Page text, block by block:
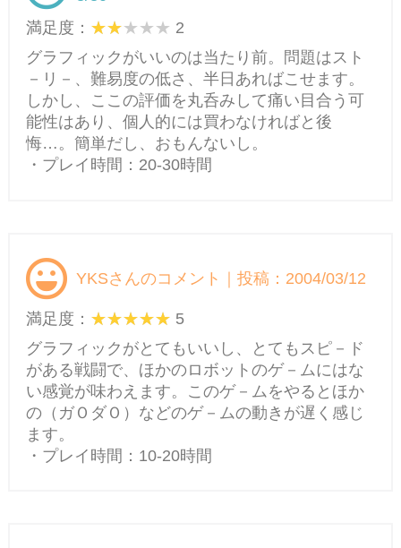
満足度：
2
グラフィックがいいのは当たり前。問題はスト
－リ－、難易度の低さ、半日あればこせます。
しかし、ここの評価を丸呑みして痛い目合う可
能性はあり、個人的には買わなければと後
悔…。簡単だし、おもんないし。
・プレイ時間：20-30時間
YKSさんのコメント｜投稿：2004/03/12
満足度：
5
グラフィックがとてもいいし、とてもスピ－ド
がある戦闘で、ほかのロボットのゲ－ムにはな
い感覚が味わえます。このゲ－ムをやるとほか
の（ガＯダＯ）などのゲ－ムの動きが遅く感じ
ます。
・プレイ時間：10-20時間